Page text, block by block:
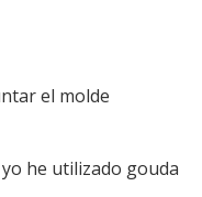
el molde
he utilizado gouda